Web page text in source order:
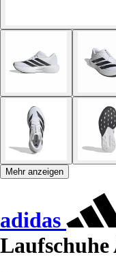
Mehr anzeigen
adidas
Laufschuhe